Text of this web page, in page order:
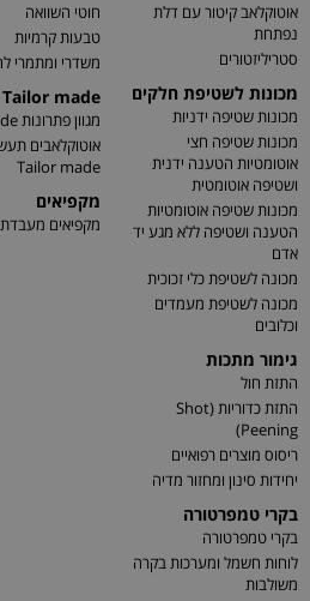
אוטוקלאב קיטור עם דלת
נפתחת
סטריליזטורים
מכונות לשטיפת חלקים
מכונות שטיפה ידניות
מכונות שטיפה חצי
אוטומטיות הטענה ידנית
ושטיפה אוטומטית
מכונות שטיפה אוטומטיות
הטענה ושטיפה ללא מגע יד
אדם
מכונה לשטיפת כלי זכוכית
מכונה לשטיפת מעמדים
וכלובים
גימור מתכות
התזת חול
התזת כדוריות (Shot
Peening)
ריסוס מוצרים רפואיים
יחידות סינון ומחזור מדיה
בקרי טמפרטורה
בקרי טמפרטורה
לוחות חשמל ומערכות בקרה
משולבות
חוטי השוואה
טבעות קרמיות
משדרי ומתמרי
Tailor made
מגוון פתרונות Tailor made
אוטוקלאבים
Tailor made
מקפיאים
מקפיאים